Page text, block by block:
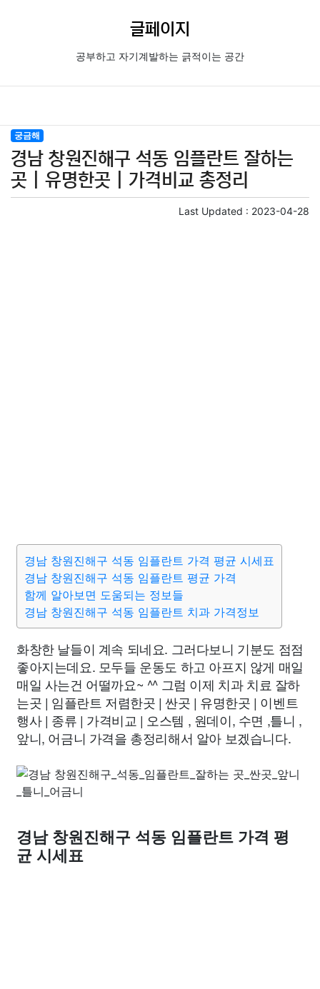
글페이지
공부하고 자기계발하는 긁적이는 공간
궁금해
경남 창원진해구 석동 임플란트 잘하는
곳 | 유명한곳 | 가격비교 총정리
Last Updated : 2023-04-28
경남 창원진해구 석동 임플란트 가격 평균 시세표
경남 창원진해구 석동 임플란트 평균 가격
함께 알아보면 도움되는 정보들
경남 창원진해구 석동 임플란트 치과 가격정보
화창한 날들이 계속 되네요. 그러다보니 기분도 점점
좋아지는데요. 모두들 운동도 하고 아프지 않게 매일
매일 사는건 어떨까요~ ^^ 그럼 이제 치과 치료 잘하
는곳 | 임플란트 저렴한곳 | 싼곳 | 유명한곳 | 이벤트
행사 | 종류 | 가격비교 | 오스템 , 원데이, 수면 ,틀니 ,
앞니, 어금니 가격을 총정리해서 알아 보겠습니다.
경남 창원진해구 석동 임플란트 가격 평
균 시세표